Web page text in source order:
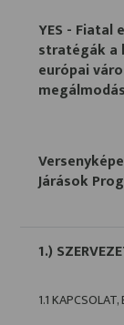
YES - Fiatal
stratégák a
európai
Járások
1.)
1.1